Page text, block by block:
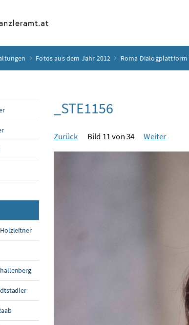
Fotos aus dem Jahr 2012 Roma Dialogplattform
_STE1156
Zurück Bild 11 von 34 Weiter